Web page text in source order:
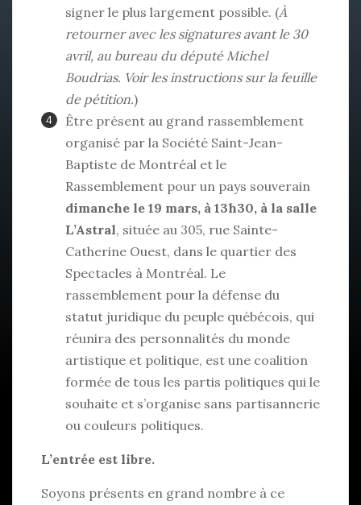
signer le plus largement possible. (À
retourner avec les signatures avant le 30
avril, au bureau du député Michel
Boudrias. Voir les instructions sur la feuille
de pétition.)
Être présent au grand rassemblement
organisé par la Société Saint-Jean-
Baptiste de Montréal et le
Rassemblement pour un pays souverain
dimanche le 19 mars, à 13h30, à la salle
L’Astral, située au 305, rue Sainte-
Catherine Ouest, dans le quartier des
Spectacles à Montréal. Le
rassemblement pour la défense du
statut juridique du peuple québécois, qui
réunira des personnalités du monde
artistique et politique, est une coalition
formée de tous les partis politiques qui le
souhaite et s’organise sans partisannerie
ou couleurs politiques.
L’entrée est libre.
Soyons présents en grand nombre à ce